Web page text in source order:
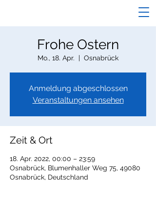
Frohe Ostern
Mo., 18. Apr.
  |
Osnabrück
Anmeldung abgeschlossen
Veranstaltungen ansehen
Zeit & Ort
18. Apr. 2022, 00:00 – 23:59
Osnabrück, Blumenhaller Weg 75, 49080
Osnabrück, Deutschland